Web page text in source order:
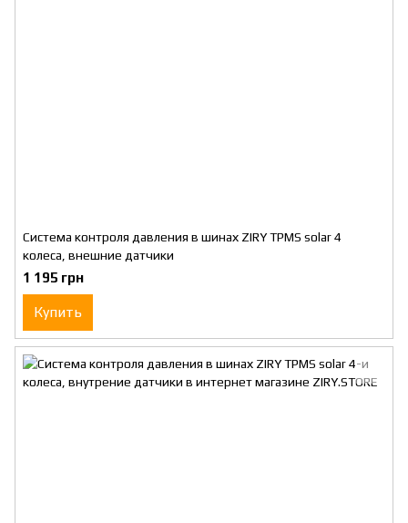
Система контроля давления в шинах ZIRY TPMS solar 4
колеса, внешние датчики
1 195 грн
Купить